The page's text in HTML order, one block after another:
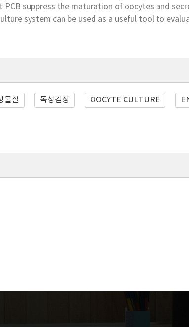
PCB suppress the maturation of oocytes and
system can be used as a useful tool to
물질 독성검정 OOCYTE CULTURE